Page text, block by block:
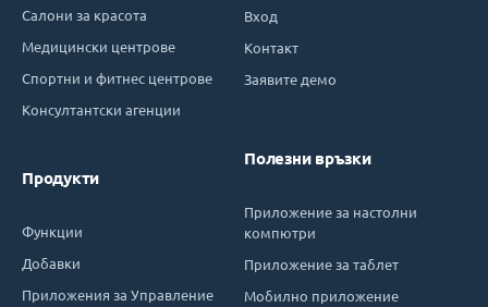
Салони за красота
Медицински центрове
Спортни и фитнес центрове
Консултантски агенции
Продукти
Функции
Добавки
Приложения за Управление
Вход
Контакт
Заявите демо
Полезни връзки
Приложение за настолни
компютри
Приложение за таблет
Мобилно приложение